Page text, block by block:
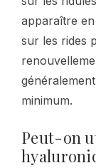
apparaître
sur les rides
minimum.
Peut-on